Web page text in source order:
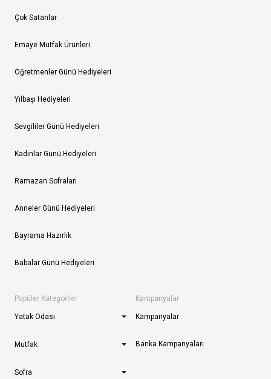
Çok Satanlar
Emaye Mutfak Ürünleri
Öğretmenler Günü Hediyeleri
Yılbaşı Hediyeleri
Sevgililer Günü Hediyeleri
Kadınlar Günü Hediyeleri
Ramazan Sofraları
Anneler Günü Hediyeleri
Bayrama Hazırlık
Babalar Günü Hediyeleri
Popüler Kategoriler
Yatak Odası
Mutfak
Sofra
Kampanyalar
Kampanyalar
Banka Kampanyaları